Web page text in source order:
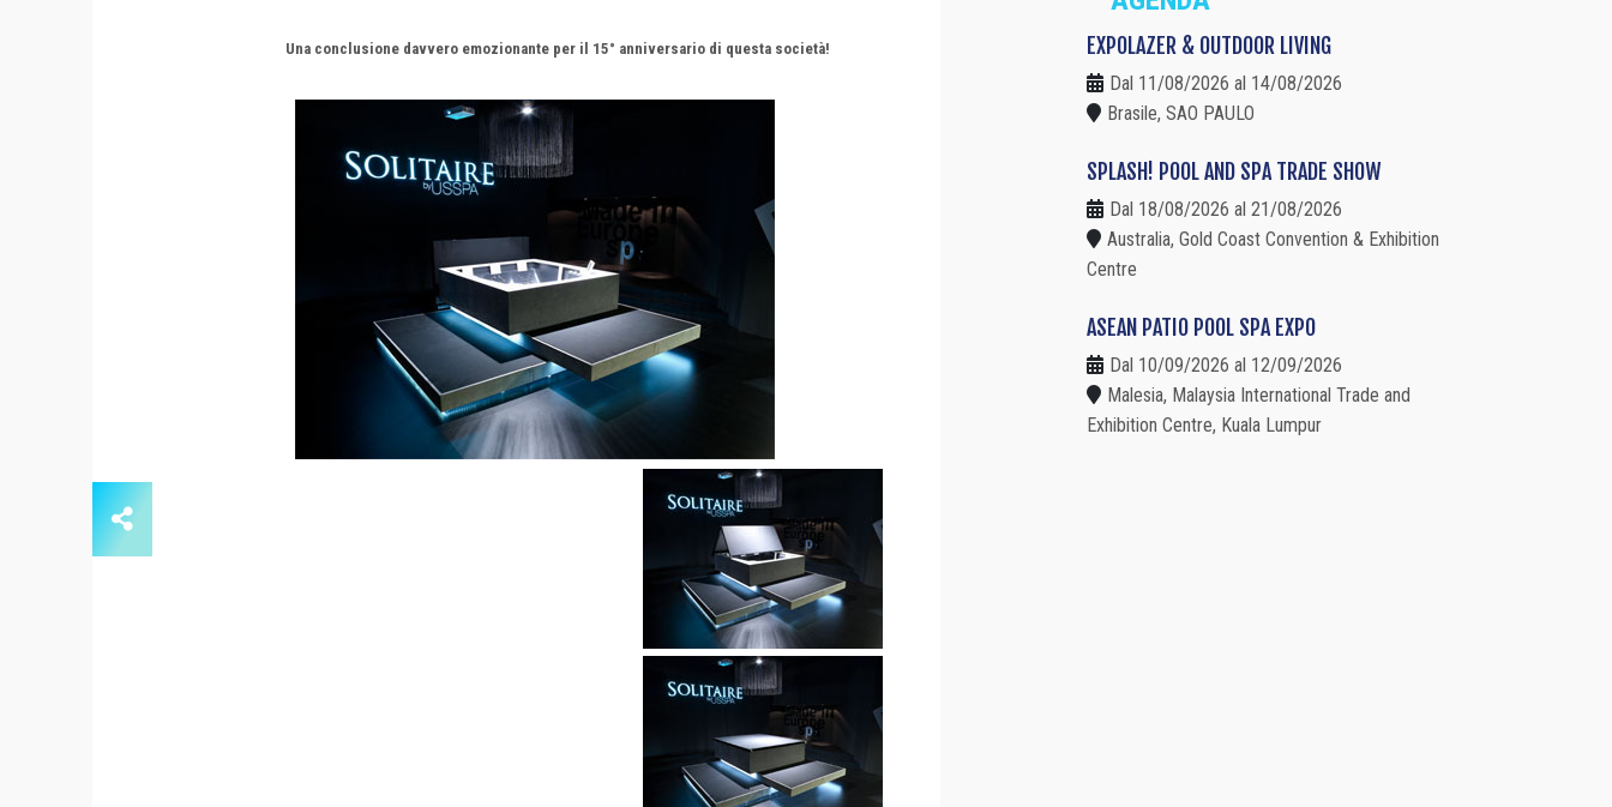
Una conclusione davvero emozionante per il 15° anniversario di questa società! EXPOLAZER & OUTDOOR LIVING
Dal 11/08/2026 al 14/08/2026
Brasile, SAO PAULO
SPLASH! POOL AND SPA TRADE SHOW
Dal 18/08/2026 al 21/08/2026
Australia, Gold Coast Convention & Exhibition
Centre
ASEAN PATIO POOL SPA EXPO
Dal 10/09/2026 al 12/09/2026
Malesia, Malaysia International Trade and
Exhibition Centre, Kuala Lumpur